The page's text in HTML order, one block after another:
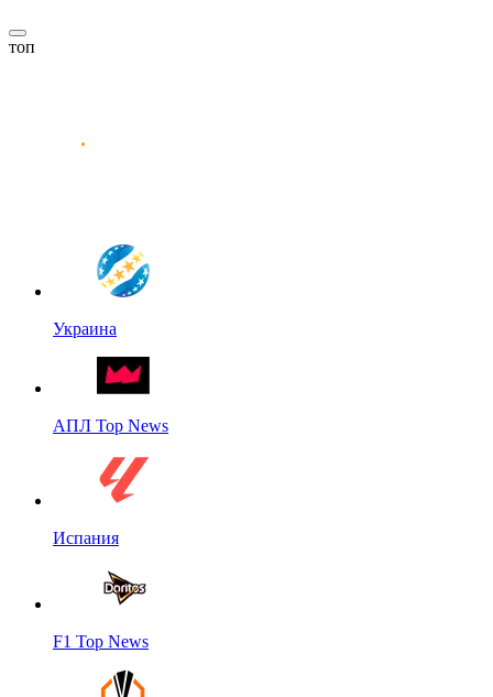
топ
Украина
АПЛ Top News
Испания
F1 Top News